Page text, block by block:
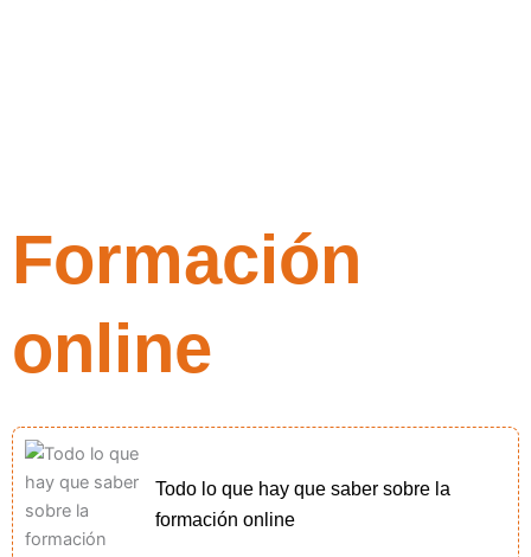
Formación
online
Todo lo que hay que saber sobre la
formación online